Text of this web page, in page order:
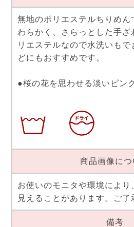
無地のポリエステルちりめん
わらかく、さらっとした手ざ
リエステルなので水洗いも
どにもおすすめです。
●桜の花を思わせる淡いピン
商品画像につ
お使いのモニタや環境により
見えることがあります。ご了
備考